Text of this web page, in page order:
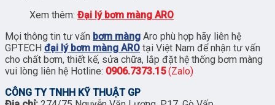
Xem thêm: Đại lý bơm màng ARO
Mọi thông tin tư vấn bơm màng Aro phù hợp hãy liên hệ
GPTECH đại lý bơm màng ARO tại Việt Nam để nhận tư vấn
cho chất bơm, thiết kế, sửa chữa, lắp đặt hệ thống bơm màng
vui lòng liên hệ Hotline: 0906.7373.15(Zalo)
CÔNG TY TNHH KỸ THUẬT GP